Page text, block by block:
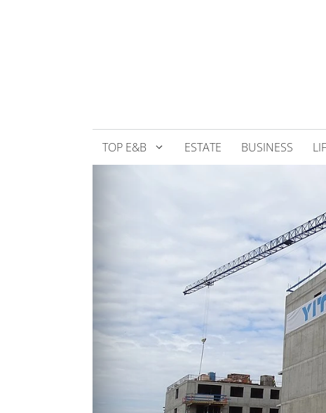
TOP E&B ESTATE BUSINESS